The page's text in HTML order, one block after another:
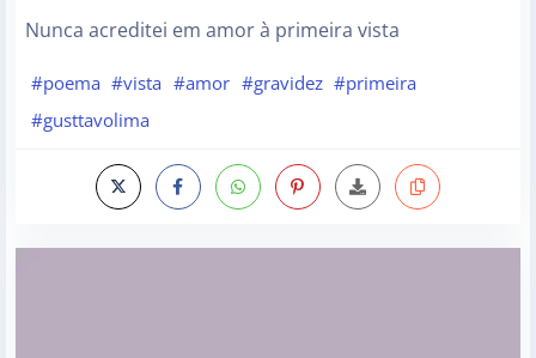
Nunca acreditei em amor à primeira vista
#poema #vista #amor #gravidez #primeira
#gusttavolima